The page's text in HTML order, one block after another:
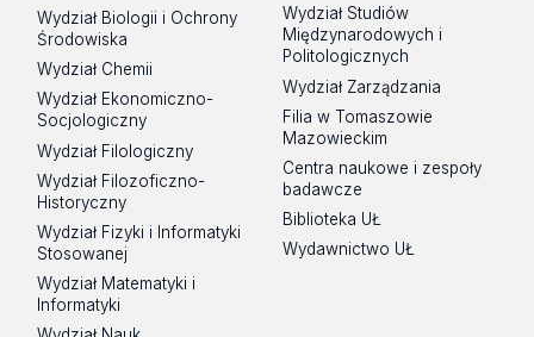
Wydział Biologii i Ochrony
Środowiska
Wydział Chemii
Wydział Ekonomiczno-
Socjologiczny
Wydział Filologiczny
Wydział Filozoficzno-
Historyczny
Wydział Fizyki i Informatyki
Stosowanej
Wydział Matematyki i
Informatyki
Wydział Studiów
Międzynarodowych i
Politologicznych
Wydział Zarządzania
Filia w Tomaszowie
Mazowieckim
Centra naukowe i zespoły
badawcze
Biblioteka UŁ
Wydawnictwo UŁ